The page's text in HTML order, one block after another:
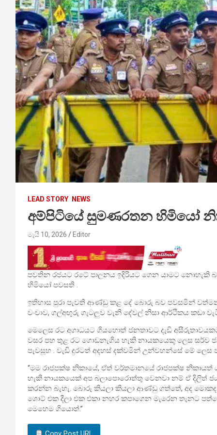
LEAD STORY NEWS
අම්පිටියේ සුමණරතන හිමියෝ
මැයි 10, 2026 Editor
පවතින රජයට රටේ පාලනය ඉදිරියට ගෙන යාමට නොහැකි
හිමියෝ පවසති .
ඉතිහාස පුරා පැවති ආණ්ඩු කළ දේ බොරු බව පවසමින්
වංචාව, ගල්අඟුරු ගැටලුව වැනි දේවල් නිසා ආර්ථිකය කඩා
මෙලෙස රට අගාධයට ගියහොත් ජනතාවට දැඩි
වසර පහ තුළ රට ගොඩනැගිය හැකි නායකයෙකු ලෙස සර්ව
පැවසූහ . වැඩි දුරටත් අදහස් දක්වමින් උන්වහන්සේ මේ ලෙස
“මම රාජපක්ෂ නිකායේ, ඒත් වර්තමානයේ රාජපක්ෂ
හැකි නායකයෙක් අප බලාපොරොත්තු වෙනවා නම් ඒ දිලිත්
කරන්න බැහැ. බොරු කියලා කියලා ආණ්ඩු ගත්තේ, අද
ශොට් එක දීලා එක එකා නහර කපාගෙන මැරෙන තැනට
මෙහෙම ගියොත්.”